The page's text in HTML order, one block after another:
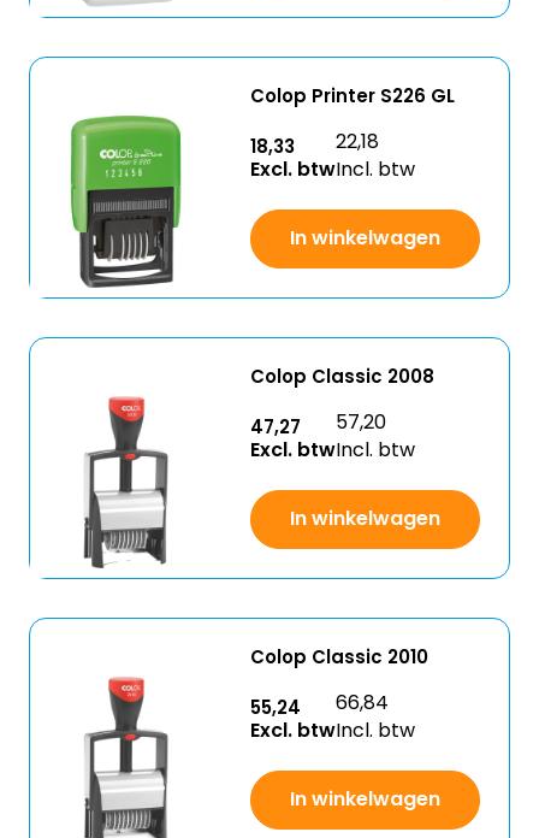
Colop Printer S226 GL
18,33
Excl. btw
22,18
Incl. btw
In winkelwagen
Colop Classic 2008
47,27
Excl. btw
57,20
Incl. btw
In winkelwagen
Colop Classic 2010
55,24
Excl. btw
66,84
Incl. btw
In winkelwagen